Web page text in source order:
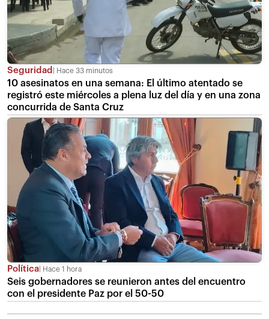
Seguridad Hace 33 minutos
10 asesinatos en una semana: El último atentado se
registró este miércoles a plena luz del día y en una zona
concurrida de Santa Cruz
Política Hace 1 hora
Seis gobernadores se reunieron antes del encuentro
con el presidente Paz por el 50-50